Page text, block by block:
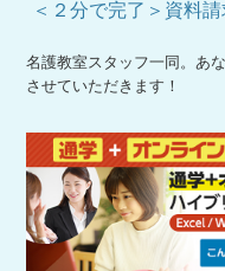
＜２分で完了＞資料
名護教室スタッフ一同。あ
させていただきます！